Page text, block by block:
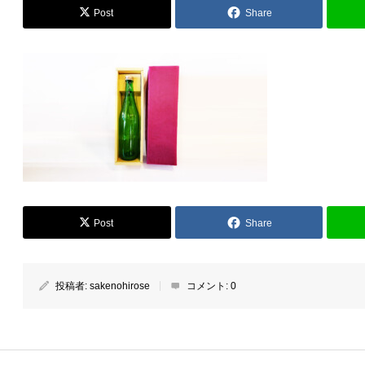
Post Share
Post Share
投稿者: sakenohirose コメント: 0